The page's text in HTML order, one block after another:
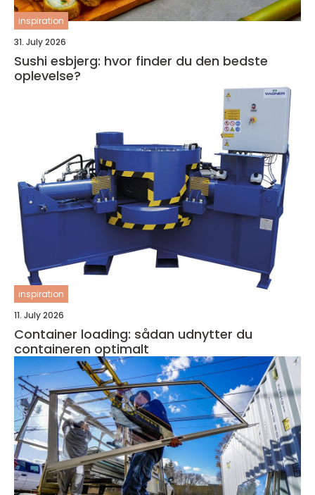
inspiration
31. July 2026
Sushi esbjerg: hvor finder du den bedste
oplevelse?
inspiration
11. July 2026
Container loading: sådan udnytter du
containeren optimalt